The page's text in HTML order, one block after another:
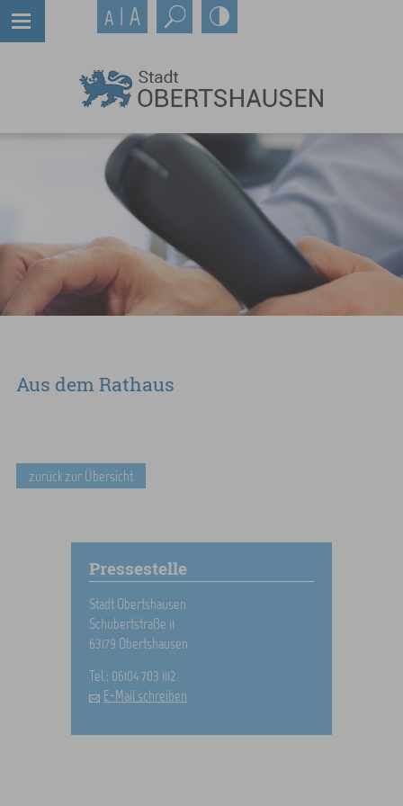
Aus dem Rathaus
zurück zur Übersicht
Pressestelle
Stadt Obertshausen
Schubertstraße 11
63179 Obertshausen
Tel.: 06104 703 1112
E-Mail schreiben